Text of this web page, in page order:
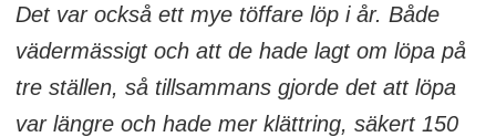
Det var också ett mye töffare löp i år. Både
vädermässigt och att de hade lagt om löpa på
tre ställen, så tillsammans gjorde det att löpa
var längre och hade mer klättring, säkert 150